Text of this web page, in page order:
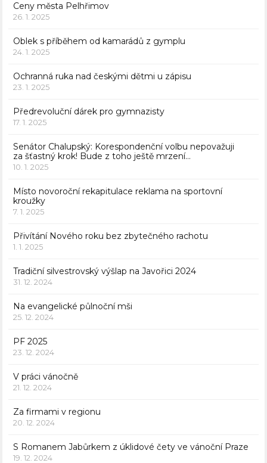
Ceny města Pelhřimov
26. 1. 2025
Oblek s příběhem od kamarádů z gymplu
24. 1. 2025
Ochranná ruka nad českými dětmi u zápisu
23. 1. 2025
Předrevoluční dárek pro gymnazisty
17. 1. 2025
Senátor Chalupský: Korespondenční volbu nepovažuji
za šťastný krok! Bude z toho ještě mrzení…
10. 1. 2025
Místo novoroční rekapitulace reklama na sportovní
kroužky
7. 1. 2025
Přivítání Nového roku bez zbytečného rachotu
1. 1. 2025
Tradiční silvestrovský výšlap na Javořici 2024
31. 12. 2024
Na evangelické půlnoční mši
25. 12. 2024
PF 2025
23. 12. 2024
V práci vánočně
21. 12. 2024
Za firmami v regionu
20. 12. 2024
S Romanem Jabůrkem z úklidové čety ve vánoční Praze
19. 12. 2024